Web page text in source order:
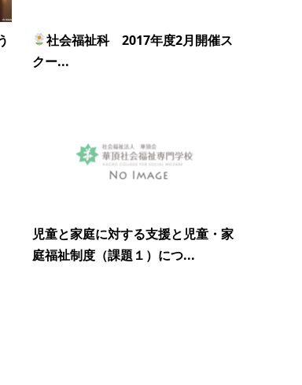
社会福祉科 2017年度2月開催ス
クー...
児童と家庭に対する支援と児童・家
庭福祉制度（課題１）につ...